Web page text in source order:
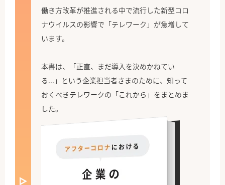
働き方改革が推進される中で流行した新型コロ
ナウイルスの影響で「テレワーク」が急増して
います。
本書は、「正直、まだ導入を決めかねてい
る...」という企業担当者さまのために、知って
おくべきテレワークの「これから」をまとめま
した。